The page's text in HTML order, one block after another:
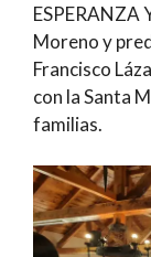
ESPERANZA
Moreno y
Francisco
con la Santa
familias.